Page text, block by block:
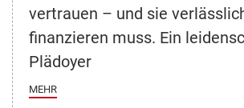
vertrauen – und sie
finanzieren muss. Ein
Plädoyer
MEHR